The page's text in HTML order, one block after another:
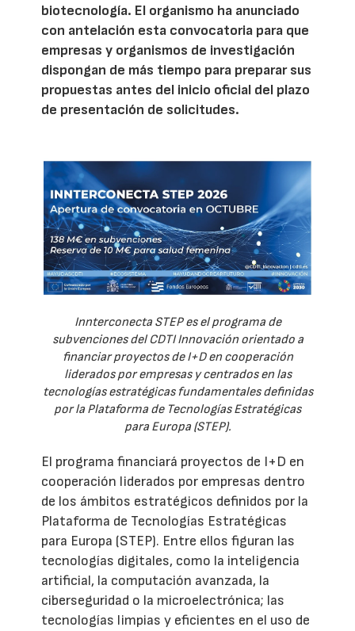
biotecnología. El organismo ha anunciado
con antelación esta convocatoria para que
empresas y organismos de investigación
dispongan de más tiempo para preparar sus
propuestas antes del inicio oficial del plazo
de presentación de solicitudes.
Innterconecta STEP es el programa de
subvenciones del CDTI Innovación orientado a
financiar proyectos de I+D en cooperación
liderados por empresas y centrados en las
tecnologías estratégicas fundamentales definidas
por la Plataforma de Tecnologías Estratégicas
para Europa (STEP).
El programa financiará proyectos de I+D en
cooperación liderados por empresas dentro
de los ámbitos estratégicos definidos por la
Plataforma de Tecnologías Estratégicas
para Europa (STEP). Entre ellos figuran las
tecnologías digitales, como la inteligencia
artificial, la computación avanzada, la
ciberseguridad o la microelectrónica; las
tecnologías limpias y eficientes en el uso de